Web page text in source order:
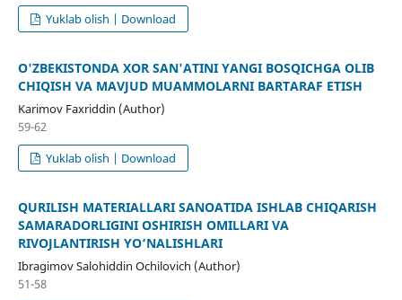
Yuklab olish | Download
O'ZBEKISTONDA XOR SAN'ATINI YANGI BOSQICHGA OLIB
CHIQISH VA MAVJUD MUAMMOLARNI BARTARAF ETISH
Karimov Faxriddin (Author)
59-62
Yuklab olish | Download
QURILISH MATERIALLARI SANOATIDA ISHLAB CHIQARISH
SAMARADORLIGINI OSHIRISH OMILLARI VA
RIVOJLANTIRISH YO‘NALISHLARI
Ibragimov Salohiddin Ochilovich (Author)
51-58